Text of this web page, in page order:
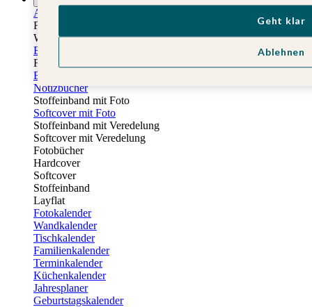
Alle Fotogeschenke
Fotobücher
Wandbilder & Poster
Bilderboxen
Fotohalter
Bilderrahmen
Notizbücher
Stoffeinband mit Foto
Softcover mit Foto
Stoffeinband mit Veredelung
Softcover mit Veredelung
Fotobücher
Hardcover
Softcover
Stoffeinband
Layflat
Fotokalender
Wandkalender
Tischkalender
Familienkalender
Terminkalender
Küchenkalender
Jahresplaner
Geburtstagskalender
Ablehnen
Geht klar